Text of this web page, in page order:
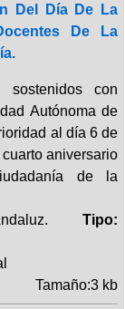
Del Día De La
De La
sostenidos con
Autónoma de
al día 6 de
aniversario
de la
Tipo:
Tamaño:3 kb